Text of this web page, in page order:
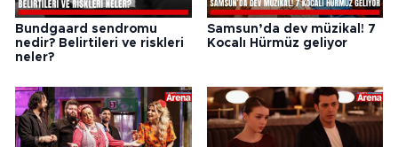
Bundgaard sendromu
nedir? Belirtileri ve riskleri
neler?
Samsun’da dev müzikal! 7
Kocalı Hürmüz geliyor